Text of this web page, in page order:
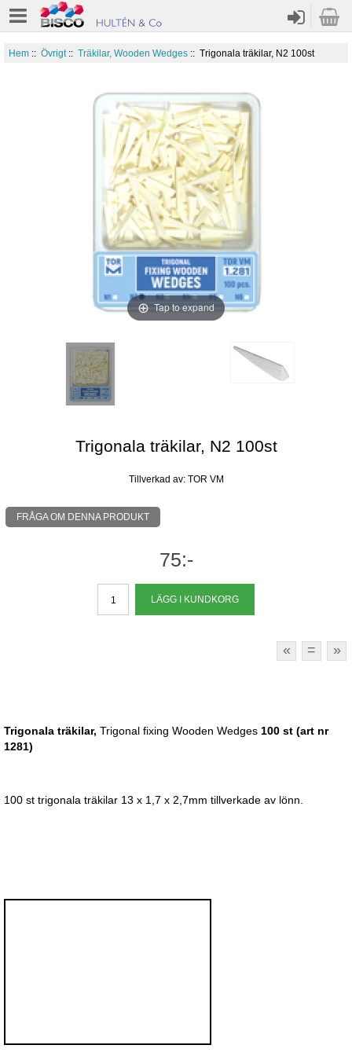
Hem:: Övrigt:: Träkilar, Wooden Wedges:: Trigonala träkilar, N2 100st
Tap to expand
Trigonala träkilar, N2 100st
Tillverkad av: TOR VM
FRÅGA OM DENNA PRODUKT
75:-
« = »
Trigonala träkilar, Trigonal fixing Wooden Wedges 100 st (art nr
1281)
100 st trigonala träkilar 13 x 1,7 x 2,7mm tillverkade av lönn.